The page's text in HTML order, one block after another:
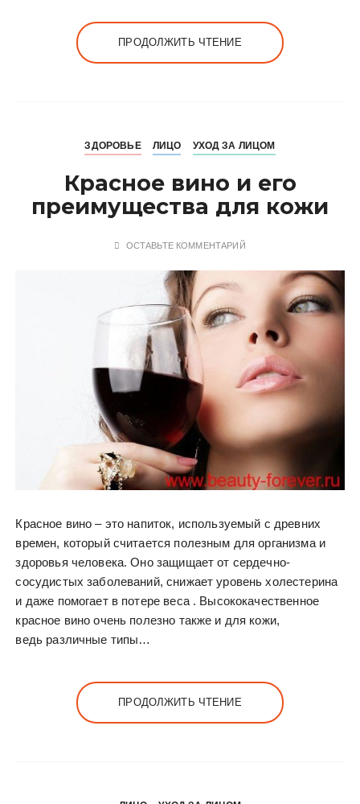
ПРОДОЛЖИТЬ ЧТЕНИЕ
ЗДОРОВЬЕ ЛИЦО УХОД ЗА ЛИЦОМ
Красное вино и его
преимущества для кожи
ОСТАВЬТЕ КОММЕНТАРИЙ
Красное вино – это напиток, используемый с древних
времен, который считается полезным для организма и
здоровья человека. Оно защищает от сердечно-
сосудистых заболеваний, снижает уровень холестерина
и даже помогает в потере веса . Высококачественное
красное вино очень полезно также и для кожи,
ведь различные типы…
ПРОДОЛЖИТЬ ЧТЕНИЕ